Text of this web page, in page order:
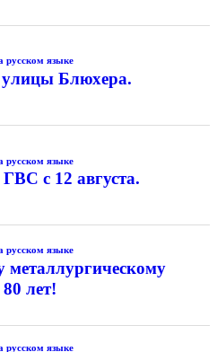
русском языке
Блюхера.
русском языке
с 12 августа.
русском языке
металлургическому
лет!
русском языке